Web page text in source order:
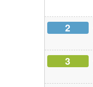
2
3